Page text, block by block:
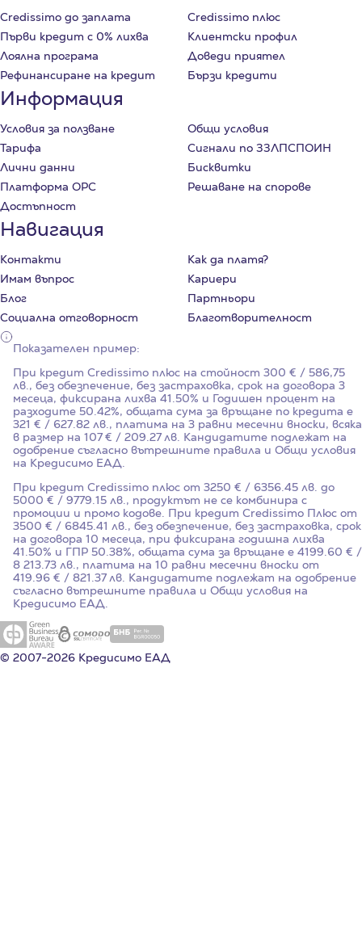
Credissimo до заплата
Credissimo плюс
Първи кредит с 0% лихва
Клиентски профил
Лоялна програма
Доведи приятел
Рефинансиране на кредит
Бързи кредити
Информация
Условия за ползване
Общи условия
Тарифа
Сигнали по ЗЗЛПСПОИН
Лични данни
Бисквитки
Платформа ОРС
Решаване на спорове
Достъпност
Навигация
Контакти
Как да платя?
Имам въпрос
Кариери
Блог
Партньори
Социална отговорност
Благотворителност
Показателен пример:
При кредит Credissimo плюс на стойност 300 € / 586,75
лв., без обезпечение, без застраховка, срок на договора 3
месеца, фиксирана лихва 41.50% и Годишен процент на
разходите 50.42%, общата сума за връщане по кредита е
321 € / 627.82 лв., платима на 3 равни месечни вноски, всяка
в размер на 107 € / 209.27 лв. Кандидатите подлежат на
одобрение съгласно вътрешните правила и Общи условия
на Кредисимо ЕАД.
При кредит Credissimo плюс от 3250 € / 6356.45 лв. до
5000 € / 9779.15 лв., продуктът не се комбинира с
промоции и промо кодове. При кредит Credissimo Плюс от
3500 € / 6845.41 лв., без обезпечение, без застраховка, срок
на договора 10 месеца, при фиксирана годишна лихва
41.50% и ГПР 50.38%, общата сума за връщане е 4199.60 € /
8 213.73 лв., платима на 10 равни месечни вноски от
419.96 € / 821.37 лв. Кандидатите подлежат на одобрение
съгласно вътрешните правила и Общи условия на
Кредисимо ЕАД.
© 2007-2026 Кредисимо ЕАД